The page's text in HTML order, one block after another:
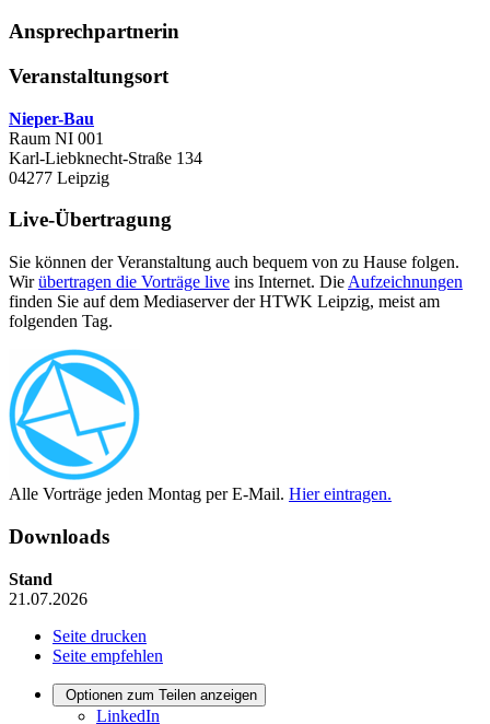
Ansprechpartnerin
Veranstaltungsort
Nieper-Bau
Raum NI 001
Karl-Liebknecht-Straße 134
04277 Leipzig
Live-Übertragung
Sie können der Veranstaltung auch bequem von zu Hause folgen.
Wirübertragen die Vorträge live ins Internet. Die Aufzeichnungen
finden Sie auf dem Mediaserver der HTWK Leipzig, meist am
folgenden Tag.
Alle Vorträge jeden Montag per E-Mail. Hier eintragen.
Downloads
Stand
21.07.2026
Seite drucken
Seite empfehlen
Optionen zum Teilen anzeigen
LinkedIn